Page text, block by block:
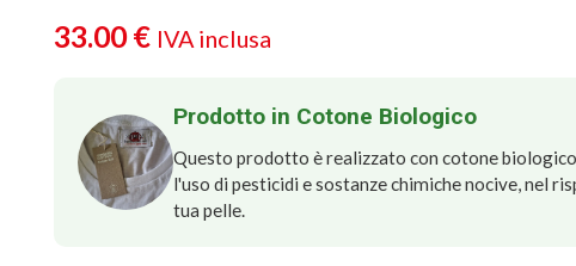
33.00€ IVA inclusa
Prodotto in Cotone Biologico
Questo prodotto è realizzato con cotone
l'uso di pesticidi e sostanze chimiche nocive, nel
tua pelle.